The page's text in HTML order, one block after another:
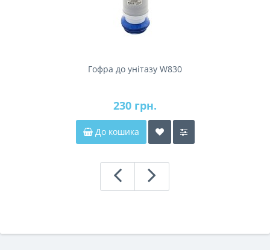
Гофра до унітазу W830
230 грн.
До кошика